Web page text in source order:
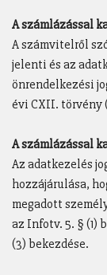
A számlázással
A számvitelről
jelenti és az
önrendelkezési
évi CXII. törvény
A számlázással
Az adatkezelés
hozzájárulása,
megadott
az Infotv. 5. § (1)
(3) bekezdése.